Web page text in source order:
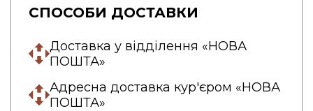
СПОСОБИ ДОСТАВКИ
Доставка у відділення «НОВА
ПОШТА»
Адресна доставка кур'єром «НОВА
ПОШТА»